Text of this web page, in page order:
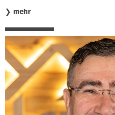
❯ mehr